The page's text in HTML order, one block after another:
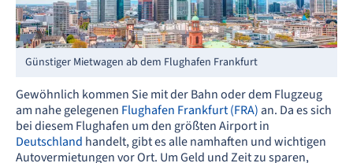
Günstiger Mietwagen ab dem Flughafen Frankfurt
Gewöhnlich kommen Sie mit der Bahn oder dem Flugzeug
am nahe gelegenen Flughafen Frankfurt (FRA)an. Da es sich
bei diesem Flughafen um den größten Airport in
Deutschland handelt, gibt es alle namhaften und wichtigen
Autovermietungen vor Ort. Um Geld und Zeit zu sparen,